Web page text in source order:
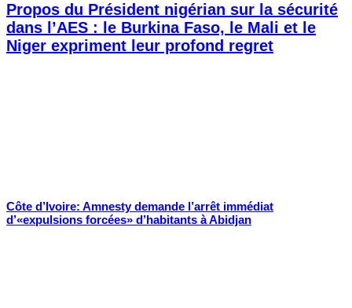
Propos du Président nigérian sur la sécurité
dans l’AES : le Burkina Faso, le Mali et le
Niger expriment leur profond regret
Côte d’Ivoire: Amnesty demande l’arrêt immédiat
d’«expulsions forcées» d’habitants à Abidjan